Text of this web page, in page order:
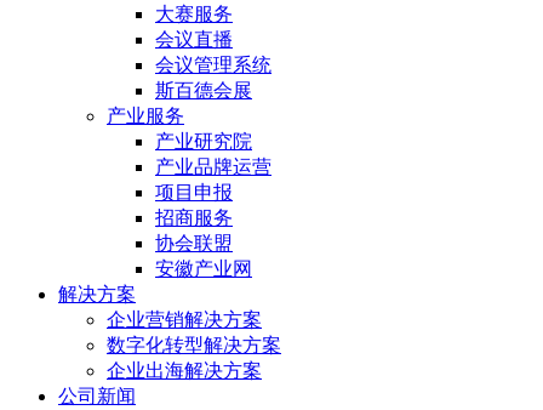
大赛服务
会议直播
会议管理系统
斯百德会展
产业服务
产业研究院
产业品牌运营
项目申报
招商服务
协会联盟
安徽产业网
解决方案
企业营销解决方案
数字化转型解决方案
企业出海解决方案
公司新闻